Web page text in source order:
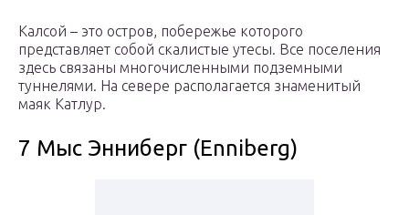
Калсой – это остров, побережье которого
представляет собой скалистые утесы. Все поселения
здесь связаны многочисленными подземными
туннелями. На севере располагается знаменитый
маяк Катлур.
7 Мыс Энниберг (Enniberg)